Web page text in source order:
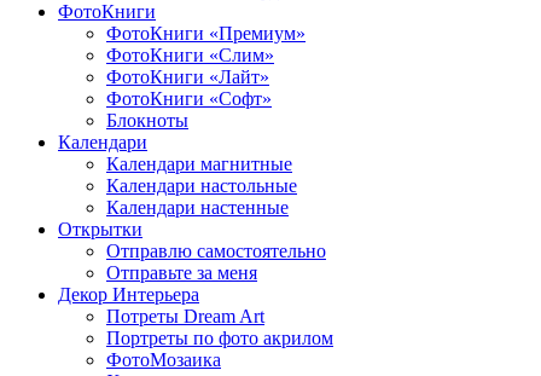
ФотоКниги
ФотоКниги «Премиум»
ФотоКниги «Слим»
ФотоКниги «Лайт»
ФотоКниги «Софт»
Блокноты
Календари
Календари магнитные
Календари настольные
Календари настенные
Открытки
Отправлю самостоятельно
Отправьте за меня
Декор Интерьера
Потреты Dream Art
Портреты по фото акрилом
ФотоМозаика